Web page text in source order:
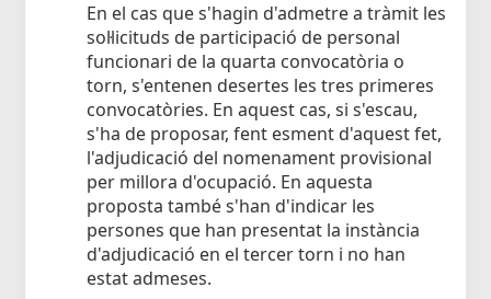
En el cas que s'hagin d'admetre a tràmit les
sol·licituds de participació de personal
funcionari de la quarta convocatòria o
torn, s'entenen desertes les tres primeres
convocatòries. En aquest cas, si s'escau,
s'ha de proposar, fent esment d'aquest fet,
l'adjudicació del nomenament provisional
per millora d'ocupació. En aquesta
proposta també s'han d'indicar les
persones que han presentat la instància
d'adjudicació en el tercer torn i no han
estat admeses.